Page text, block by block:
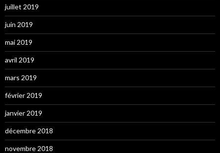
juillet 2019
juin 2019
mai 2019
avril 2019
mars 2019
février 2019
janvier 2019
décembre 2018
novembre 2018